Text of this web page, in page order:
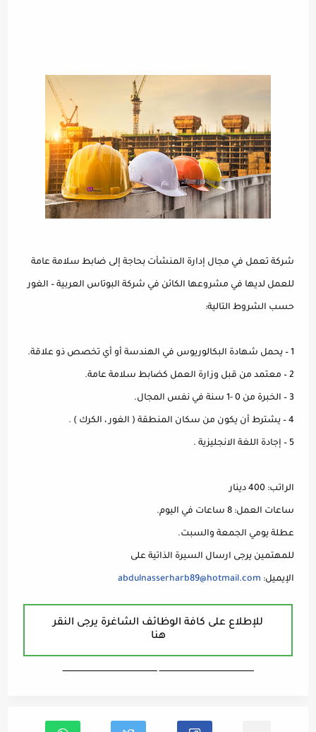
شركة تعمل في مجال إدارة المنشأت بحاجة إلى ضابط سلامة عامة
للعمل لديها في مشروعها الكائن في شركة البوتاس العربية – الغور
حسب الشروط التالية:
1 – يحمل شهادة البكالوريوس في الهندسة أو أي تخصص ذو علاقة.
2 – معتمد من قبل وزارة العمل كضابط سلامة عامة.
3 – الخبرة من 0 -1 سنة في نفس المجال.
4 – يشترط أن يكون من سكان المنطقة ( الغور ، الكرك ) .
5 – إجادة اللغة الانجليزية .
الراتب: 400 دينار
ساعات العمل: 8 ساعات في اليوم.
عطلة يومي الجمعة والسبت.
للمهتمين يرجى ارسال السيرة الذاتية على
الإيميل: abdulnasserharb89@hotmail.com
للإطلاع على كافة الوظائف الشاغرة يرجى النقر
هنا
ـــــــــــــــــــــــــــــــــــــــــــــــــــــــــــــــــــ ـــــــــــــــــــــــــــــــــــــــــــــــــــــــــــــــــــ